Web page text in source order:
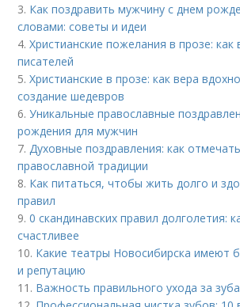
3. Как поздравить мужчину с днем
словами: советы и идеи
4.Христианские пожелания в прозе: как
писателей
5.Христианские в прозе: как вера
создание шедевров
6.Уникальные православные
рождения для мужчин
7.Духовные поздравления: как
православной традиции
8. Как питаться, чтобы жить долго и
правил
9.0 скандинавских правил долголетия:
счастливее
10. Какие театры Новосибирска имеют
и репутацию
11. Важность правильного ухода за